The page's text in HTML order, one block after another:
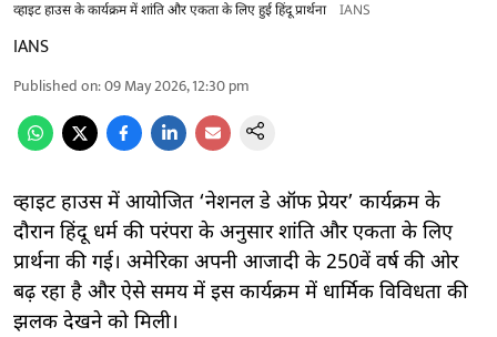
व्हाइट हाउस के कार्यक्रम में शांति और एकता के लिए हुई हिंदू प्रार्थना IANS
IANS
Published on:09 May 2026, 12:30 pm
व्हाइट हाउस में आयोजित ‘नेशनल डे ऑफ प्रेयर’ कार्यक्रम के
दौरान हिंदू धर्म की परंपरा के अनुसार शांति और एकता के लिए
प्रार्थना की गई। अमेरिका अपनी आजादी के 250वें वर्ष की ओर
बढ़ रहा है और ऐसे समय में इस कार्यक्रम में धार्मिक विविधता की
झलक देखने को मिली।